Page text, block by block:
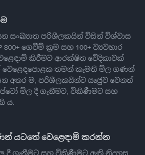
සංඛ්‍යාත පරිශීලකයින් විසින් විශ්වාස
800+ ගෙවීම් ක්‍රම සහ 100+ ව්‍යවහාර
කිරීමට ආරක්ෂිත වේදිකාවක්
වෙළෙඳපොළක තමන් කැමති මිල ගණන්
අතර ම, පරිශීලකයින්ට ඍජුව වෙනත්
මිල දී ගැනීමට, විකිණීමට සහ
ය.
යටතේ වෙළෙඳාම් කරන්න
දී ගැනීමට සහ විකිණීමට ඇති නිදහස